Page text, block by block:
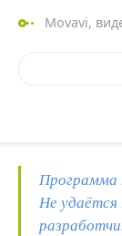
Movavi,
Программа
Не